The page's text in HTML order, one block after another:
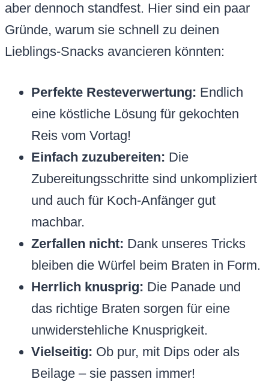
aber dennoch standfest. Hier sind ein paar
Gründe, warum sie schnell zu deinen
Lieblings-Snacks avancieren könnten:
Perfekte Resteverwertung: Endlich
eine köstliche Lösung für gekochten
Reis vom Vortag!
Einfach zuzubereiten: Die
Zubereitungsschritte sind unkompliziert
und auch für Koch-Anfänger gut
machbar.
Zerfallen nicht: Dank unseres Tricks
bleiben die Würfel beim Braten in Form.
Herrlich knusprig: Die Panade und
das richtige Braten sorgen für eine
unwiderstehliche Knusprigkeit.
Vielseitig: Ob pur, mit Dips oder als
Beilage – sie passen immer!